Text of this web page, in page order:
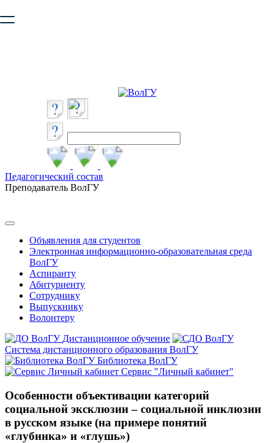
безопасную работу с сайтом. Пожалуйста
Педагогический состав
Преподаватель ВолГУ
Объявления для студентов
Электронная информационно-образовательная среда
ВолГУ
Аспиранту
Абитуриенту
Сотруднику
Выпускнику
Волонтеру
Дистанционное обучение
Система дистанционного образования ВолГУ
Библиотека ВолГУ
Сервис "Личный кабинет"
Особенности объективации категорий
социальной эксклюзии – социальной инклюзии
в русском языке (на примере понятий
«глубинка» и «глушь»)